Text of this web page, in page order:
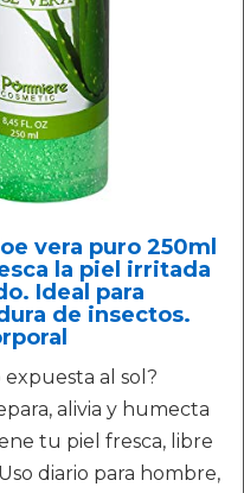
vera puro 250ml
la piel irritada
Ideal para
de insectos.
expuesta al sol?
alivia y humecta
tu piel fresca, libre
diario para hombre,